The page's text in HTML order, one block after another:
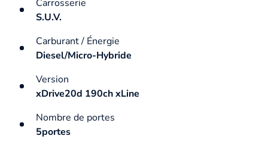
Carrosserie
S.U.V.
Carburant / Énergie
Diesel/Micro-Hybride
Version
xDrive20d 190ch xLine
Nombre de portes
5portes